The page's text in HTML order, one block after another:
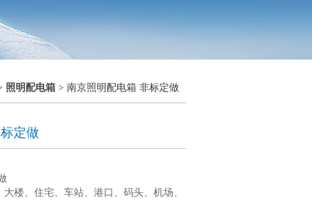
照明配电箱 > 南京照明配电箱 非标定做
定做
楼、住宅、车站、港口、码头、机场、